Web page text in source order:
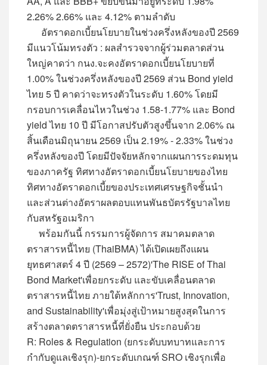
2.26% 2.66% และ 4.12% ตามลำดับ
อัตราดอกเบี้ยนโยบายในช่วงครึ่งหลังของปี 2569
มีแนวโน้มทรงตัว : ผลสำรวจจากผู้ร่วมตลาดส่วน
ใหญ่คาดว่า กนง.จะคงอัตราดอกเบี้ยนโยบายที่
1.00% ในช่วงครึ่งหลังของปี 2569 ส่วน Bond yield
ไทย 5 ปี คาดว่าจะทรงตัวในระดับ 1.60% โดยมี
กรอบการเคลื่อนไหวในช่วง 1.58-1.77% และ Bond
yield ไทย 10 ปี มีโอกาสปรับตัวสูงขึ้นจาก 2.06% ณ
สิ้นเดือนมิถุนายน 2569 เป็น 2.19% - 2.33% ในช่วง
ครึ่งหลังของปี โดยมีปัจจัยหลักจากแผนการระดมทุน
ของภาครัฐ ทิศทางอัตราดอกเบี้ยนโยบายของไทย
ทิศทางอัตราดอกเบี้ยของประเทศเศรษฐกิจชั้นนำ
และส่วนต่างอัตราผลตอบแทนพันธบัตรรัฐบาลไทย
กับสหรัฐอเมริกา
พร้อมกันนี้ กรรมการผู้จัดการ สมาคมตลาด
ตราสารหนี้ไทย (ThaiBMA) ได้เปิดเผยถึงแผน
ยุทธศาสตร์ 4 ปี (2569 – 2572)'The RISE of Thai
Bond Market'เพื่อยกระดับ และขับเคลื่อนตลาด
ตราสารหนี้ไทย ภายใต้หลักการ'Trust, Innovation,
and Sustainability'เพื่อมุ่งสู่เป้าหมายสูงสุดในการ
สร้างตลาดตราสารหนี้ที่ยั่งยืน ประกอบด้วย
R: Roles & Regulation (ยกระดับบทบาทและการ
กำกับดูแลเชิงรุก)-ยกระดับเกณฑ์ SRO เชิงรุกเพื่อ